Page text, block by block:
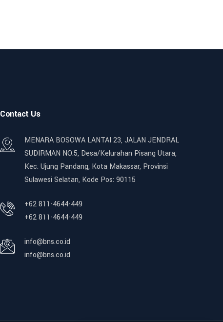
Contact Us
MENARA BOSOWA LANTAI 23, JALAN JENDRAL
SUDIRMAN NO.5, Desa/Kelurahan Pisang Utara,
Kec. Ujung Pandang, Kota Makassar, Provinsi
Sulawesi Selatan, Kode Pos: 90115
+62 811-4644-449
+62 811-4644-449
info@bns.co.id
info@bns.co.id